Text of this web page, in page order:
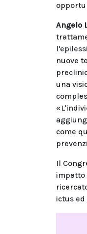
Angelo
nuove
una
come
Il
impatto
ictus